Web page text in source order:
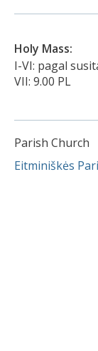
Holy Mass:
I-VI: pagal
VII: 9.00 PL
Parish Church
Eitminiškės